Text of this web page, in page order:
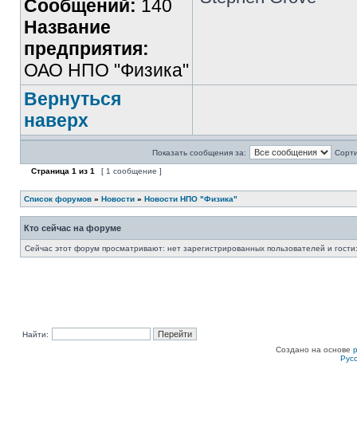
Сообщений: 140
Название
предприятия:
ОАО НПО "Физика"
Вернуться
наверх
Показать сообщения за:
Страница 1 из 1 [ 1 сообщение ]
Список форумов » Новости » Новости НПО "Физика"
Кто сейчас на форуме
Сейчас этот форум просматривают: нет зарегистрированных пользователей и
Найти:
Создано на основе